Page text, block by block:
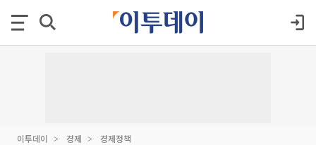
이투데이 경제 경제정책